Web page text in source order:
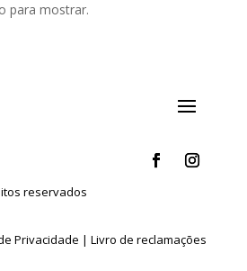
para mostrar.
reservados
Privacidade |Livro de reclamações